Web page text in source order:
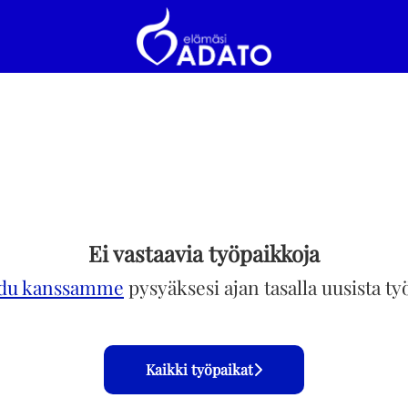
Ei vastaavia työpaikkoja
kanssamme pysyäksesi ajan tasalla uusista
Kaikki työpaikat